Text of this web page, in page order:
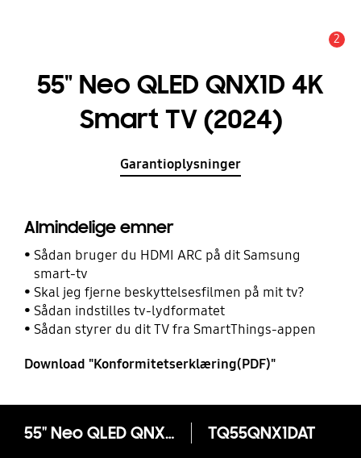
2
55" Neo QLED QNX1D 4K
Smart TV (2024)
Garantioplysninger
Almindelige emner
Sådan bruger du HDMI ARC på dit Samsung
smart-tv
Skal jeg fjerne beskyttelsesfilmen på mit tv?
Sådan indstilles tv-lydformatet
Sådan styrer du dit TV fra SmartThings-appen
Download "Konformitetserklæring(PDF)"
55" Neo QLED QNX1D 4K Smart TV (2024) TQ55QNX1DAT